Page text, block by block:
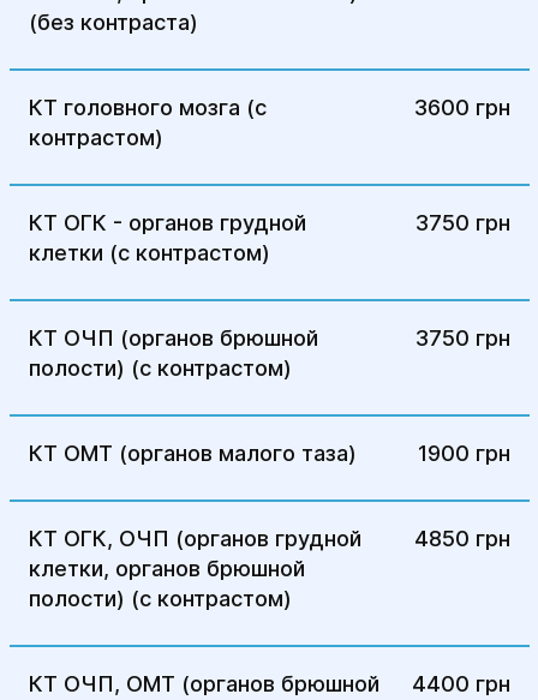
(без контраста)
КТ головного мозга (с
контрастом)
3600 грн
КТ ОГК - органов грудной
клетки (с контрастом)
3750 грн
КТ ОЧП (органов брюшной
полости) (с контрастом)
3750 грн
КТ ОМТ (органов малого таза) 1900 грн
КТ ОГК, ОЧП (органов грудной
клетки, органов брюшной
полости) (с контрастом)
4850 грн
КТ ОЧП, ОМТ (органов брюшной
4400 грн